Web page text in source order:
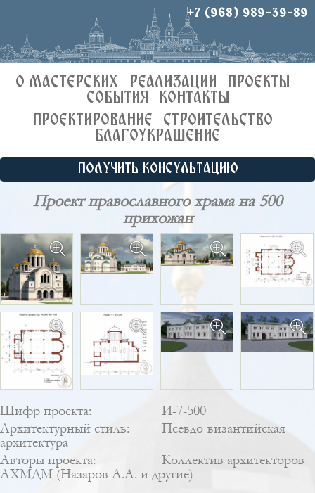
+7 (968) 989-39-89
О МАСТЕРСКИХ РЕАЛИЗАЦИИ
ПРОЕКТЫ
СОБЫТИЯ
КОНТАКТЫ
ПРОЕКТИРОВАНИЕ
СТРОИТЕЛЬСТВО
БЛАГОУКРАШЕНИЕ
ПОЛУЧИТЬ КОНСУЛЬТАЦИЮ
Проект православного храма на 500
прихожан
Шифр проекта:
И-7-500
Архитектурный стиль:
Псевдо-византийская
архитектура
Авторы проекта:
Коллектив архитекторов
АХМДМ (Назаров А.А. и другие)